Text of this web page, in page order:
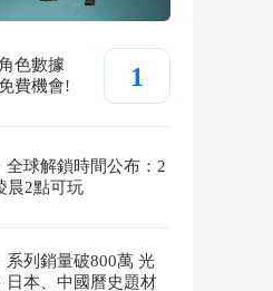
1
色數據
費機會!
全球解鎖時間公布：2
晨2點可玩
系列銷量破800萬 光
日本、中國曆史題材